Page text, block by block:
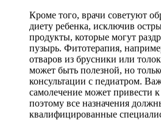
Кроме того, врачи советуют
диету ребенка, исключив
продукты, которые могут
пузырь. Фитотерапия,
отваров из брусники или
может быть полезной, но
консультации с педиатром.
самолечение может привести
поэтому все назначения
квалифицированные